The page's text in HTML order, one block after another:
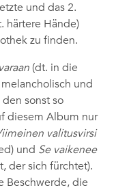
und das 2.
härtere Hände)
zu finden.
(dt. in die
melancholisch und
sonst so
diesem Album nur
valitusvirsi
und Se vaikenee
der sich fürchtet).
Beschwerde, die